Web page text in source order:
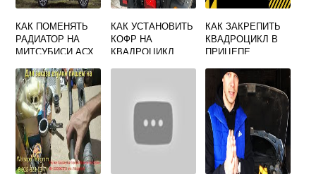
КАК ПОМЕНЯТЬ
РАДИАТОР НА
МИТСУБИСИ АСХ
КАК УСТАНОВИТЬ
КОФР НА
КВАДРОЦИКЛ
КАК ЗАКРЕПИТЬ
КВАДРОЦИКЛ В
ПРИЦЕПЕ